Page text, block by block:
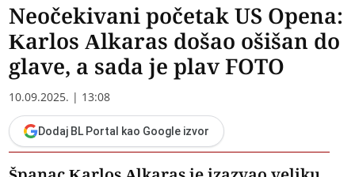
Neočekivani početak US Opena:
Karlos Alkaras došao ošišan do
glave, a sada je plav FOTO
10.09.2025. | 13:08
Dodaj BL Portal kao Google izvor